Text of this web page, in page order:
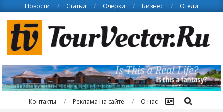
content
Новости Статьи Очерки Бизнес Отели
Контакты Реклама на сайте О нас Поиск